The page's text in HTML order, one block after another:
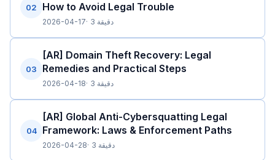
02
How to Avoid Legal Trouble
2026-04-17 3 دقيقة
03
[AR] Domain Theft Recovery: Legal
Remedies and Practical Steps
2026-04-18 3 دقيقة
04
[AR] Global Anti-Cybersquatting Legal
Framework: Laws & Enforcement Paths
2026-04-28 3 دقيقة